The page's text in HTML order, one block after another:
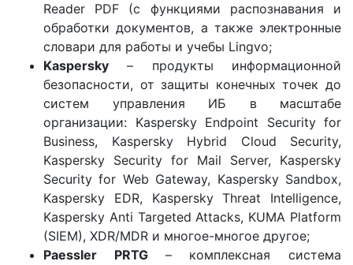
Reader PDF (с функциями распознавания и
обработки документов, а также электронные
словари для работы и учебы Lingvo;
Kaspersky – продукты информационной
безопасности, от защиты конечных точек до
систем управления ИБ в масштабе
организации: Kaspersky Endpoint Security for
Business, Kaspersky Hybrid Cloud Security,
Kaspersky Security for Mail Server, Kaspersky
Security for Web Gateway, Kaspersky Sandbox,
Kaspersky EDR, Kaspersky Threat Intelligence,
Kaspersky Anti Targeted Attacks, KUMA Platform
(SIEM), XDR/MDR и многое-многое другое;
Paessler
PRTG
– комплексная система